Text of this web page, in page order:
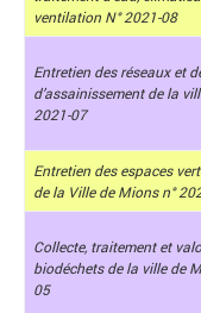
ventilation N° 2021-08
Entretien des réseaux et
d’assainissement de la
2021-07
Entretien des espaces
de la Ville de Mions n°
Collecte, traitement et
biodéchets de la ville de
05